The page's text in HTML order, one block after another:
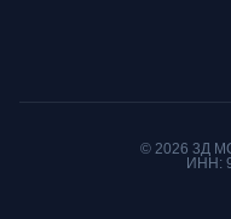
© 2026 3Д
ИНН: